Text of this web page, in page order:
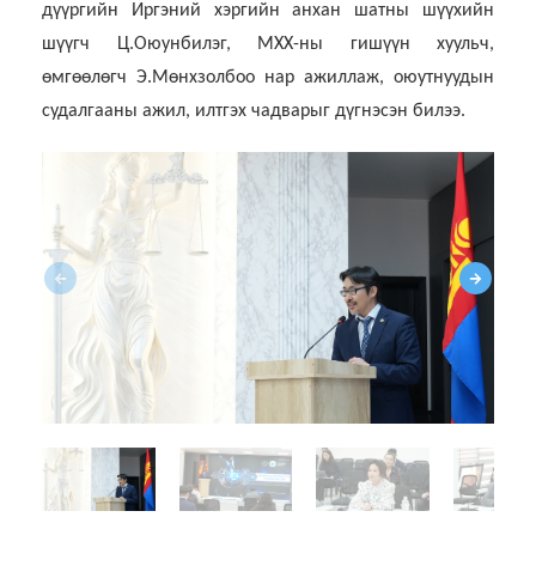
дүүргийн Иргэний хэргийн анхан шатны шүүхийн
шүүгч Ц.Оюунбилэг, МХХ-ны гишүүн хуульч,
өмгөөлөгч Э.Мөнхзолбоо нар ажиллаж, оюутнуудын
судалгааны ажил, илтгэх чадварыг дүгнэсэн билээ.